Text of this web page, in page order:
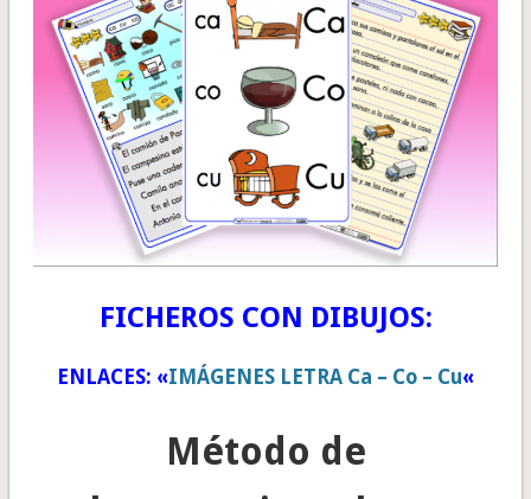
FICHEROS CON DIBUJOS:
ENLACES: «IMÁGENES LETRA Ca – Co – Cu«
Método de